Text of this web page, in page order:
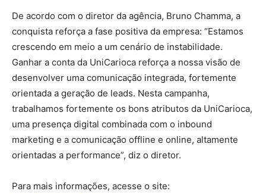
De acordo com o diretor da agência, Bruno Chamma, a
conquista reforça a fase positiva da empresa: “Estamos
crescendo em meio a um cenário de instabilidade.
Ganhar a conta da UniCarioca reforça a nossa visão de
desenvolver uma comunicação integrada, fortemente
orientada a geração de leads. Nesta campanha,
trabalhamos fortemente os bons atributos da UniCarioca,
uma presença digital combinada com o inbound
marketing e a comunicação offline e online, altamente
orientadas a performance”, diz o diretor.
Para mais informações, acesse o site: